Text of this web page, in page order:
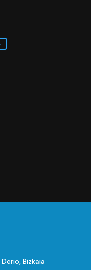
Bizkaia